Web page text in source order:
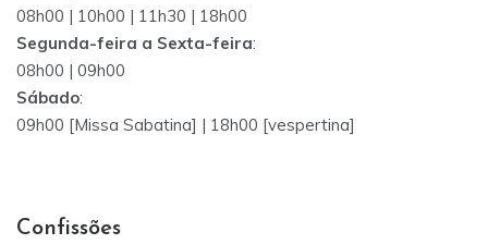
08h00 | 10h00 | 11h30 | 18h00
Segunda-feira a Sexta-feira:
08h00 | 09h00
Sábado:
09h00 [Missa Sabatina] | 18h00 [vespertina]
Confissões